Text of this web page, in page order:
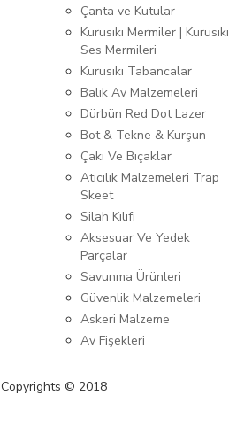
Çanta ve Kutular
Kurusıkı Mermiler | Kurusıkı
Ses Mermileri
Kurusıkı Tabancalar
Balık Av Malzemeleri
Dürbün Red Dot Lazer
Bot & Tekne & Kurşun
Çakı Ve Bıçaklar
Atıcılık Malzemeleri Trap
Skeet
Silah Kılıfı
Aksesuar Ve Yedek
Parçalar
Savunma Ürünleri
Güvenlik Malzemeleri
Askeri Malzeme
Av Fişekleri
Copyrights © 2018